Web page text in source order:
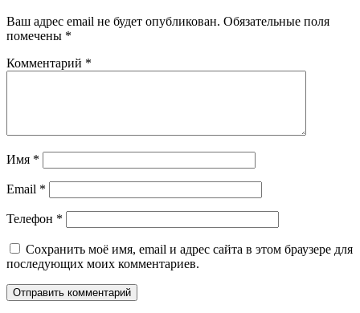
Ваш адрес email не будет опубликован. Обязательные поля
помечены *
Комментарий *
Имя *
Email *
Телефон *
Сохранить моё имя, email и адрес сайта в этом браузере для
последующих моих комментариев.